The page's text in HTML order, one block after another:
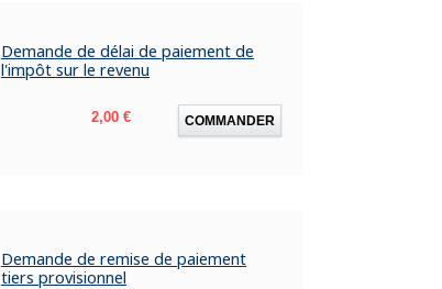
Demande de délai de paiement de
l'impôt sur le revenu
Prix
2,00 € COMMANDER
Demande de remise de paiement
tiers provisionnel